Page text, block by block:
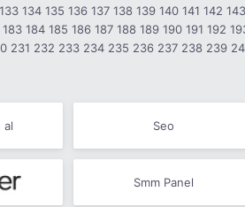
133 134 135 136 137 138 139 140 141 142 143
183 184 185 186 187 188 189 190 191 192
231 232 233 234 235 236 237 238 239
al Seo
Smm Panel